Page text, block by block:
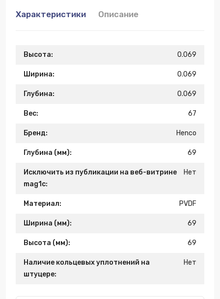
Характеристики Описание
Высота: 0.069
Ширина: 0.069
Глубина: 0.069
Вес: 67
Бренд: Henco
Глубина (мм): 69
Исключить из публикации на веб-витрине
mag1c:
Нет
Материал: PVDF
Ширина (мм): 69
Высота (мм): 69
Наличие кольцевых уплотнений на
штуцере:
Нет